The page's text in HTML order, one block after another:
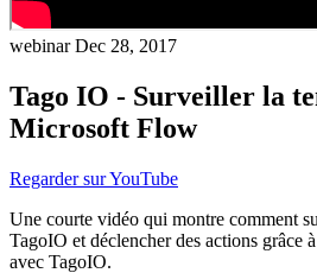
webinarDec 28, 2017
Tago IO - Surveiller la
Microsoft Flow
Regarder sur YouTube
Une courte vidéo qui montre comment
TagoIO et déclencher des actions grâce
avec TagoIO.